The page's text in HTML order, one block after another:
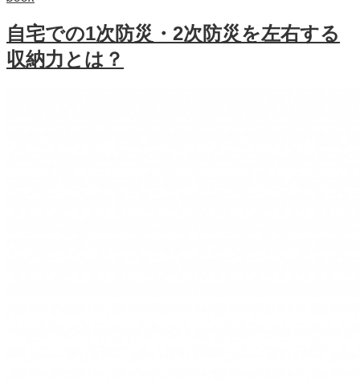
自宅での1次防災・2次防災を左右する
収納力とは？